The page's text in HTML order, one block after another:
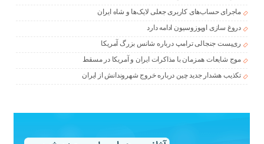
ماجرای حساب‌های کاربری جعلی لایک‌ها و شاه ایران
دروغ سازی اوپوزوسیون ادامه دارد
ری‌پست جنجالی ترامپ درباره شانس بزرگ آمریکا
موج شایعات همزمان با مذاکرات ایران و آمریکا در مسقط
تکذیب هشدار جدید چین درباره خروج شهروندانش از ایران